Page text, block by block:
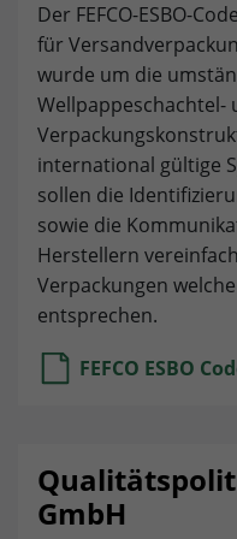
Der FEFCO-ESBO-
für
wurde um die
Wellpappeschachtel-
international gültige
sollen die
sowie die
Herstellern
Verpackungen
entsprechen.
FEFCO ESBO
GmbH
Provider TYPO3
Lebensdauer 1 Jahr
Zweck
Opt-
Analyse &
Unsere Website
kann das Verhalten der
werden. Dies
Werbeanzeigen für
Werbemaßnahmen zu
dass Daten hierbei in
können. Die rechtliche
Zweck
Wird
uns Ihre Zustimmung,
verwendeten Gerät zu
bereitzustellen. Diese